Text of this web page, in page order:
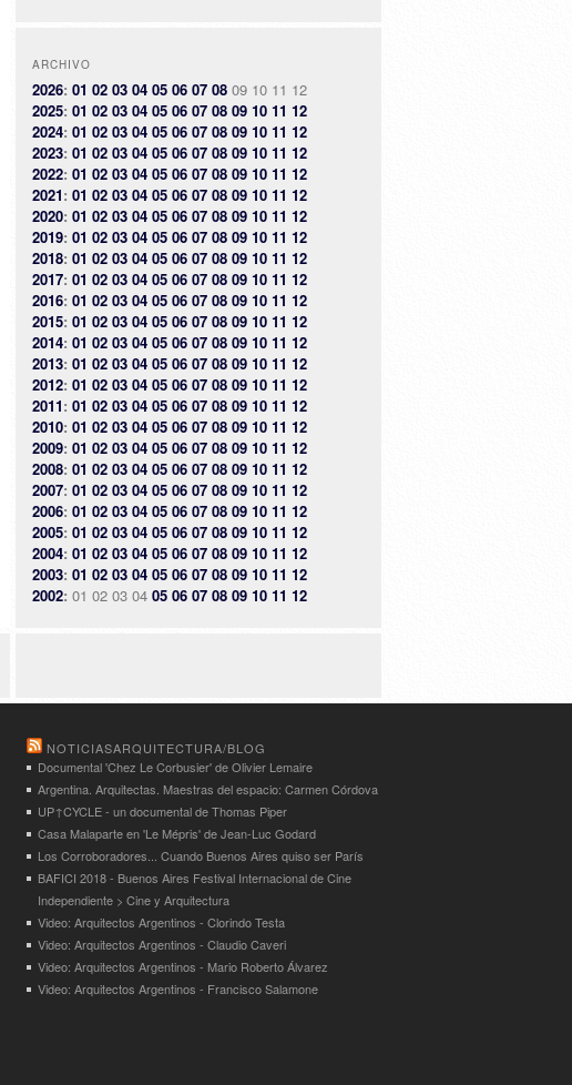
ARCHIVO
2026: 01 02 03 04 05 06 07 08 09 10 11 12
2025: 01 02 03 04 05 06 07 08 09 10 11 12
2024: 01 02 03 04 05 06 07 08 09 10 11 12
2023: 01 02 03 04 05 06 07 08 09 10 11 12
2022: 01 02 03 04 05 06 07 08 09 10 11 12
2021: 01 02 03 04 05 06 07 08 09 10 11 12
2020: 01 02 03 04 05 06 07 08 09 10 11 12
2019: 01 02 03 04 05 06 07 08 09 10 11 12
2018: 01 02 03 04 05 06 07 08 09 10 11 12
2017: 01 02 03 04 05 06 07 08 09 10 11 12
2016: 01 02 03 04 05 06 07 08 09 10 11 12
2015: 01 02 03 04 05 06 07 08 09 10 11 12
2014: 01 02 03 04 05 06 07 08 09 10 11 12
2013: 01 02 03 04 05 06 07 08 09 10 11 12
2012: 01 02 03 04 05 06 07 08 09 10 11 12
2011: 01 02 03 04 05 06 07 08 09 10 11 12
2010: 01 02 03 04 05 06 07 08 09 10 11 12
2009: 01 02 03 04 05 06 07 08 09 10 11 12
2008: 01 02 03 04 05 06 07 08 09 10 11 12
2007: 01 02 03 04 05 06 07 08 09 10 11 12
2006: 01 02 03 04 05 06 07 08 09 10 11 12
2005: 01 02 03 04 05 06 07 08 09 10 11 12
2004: 01 02 03 04 05 06 07 08 09 10 11 12
2003: 01 02 03 04 05 06 07 08 09 10 11 12
2002: 01 02 03 04 05 06 07 08 09 10 11 12
NOTICIASARQUITECTURA/BLOG
Documental 'Chez Le Corbusier' de Olivier Lemaire
Argentina. Arquitectas. Maestras del espacio: Carmen Córdova
UP↑CYCLE - un documental de Thomas Piper
Casa Malaparte en 'Le Mépris' de Jean-Luc Godard
Los Corroboradores... Cuando Buenos Aires quiso ser París
BAFICI 2018 - Buenos Aires Festival Internacional de Cine
Independiente > Cine y Arquitectura
Video: Arquitectos Argentinos - Clorindo Testa
Video: Arquitectos Argentinos - Claudio Caveri
Video: Arquitectos Argentinos - Mario Roberto Álvarez
Video: Arquitectos Argentinos - Francisco Salamone